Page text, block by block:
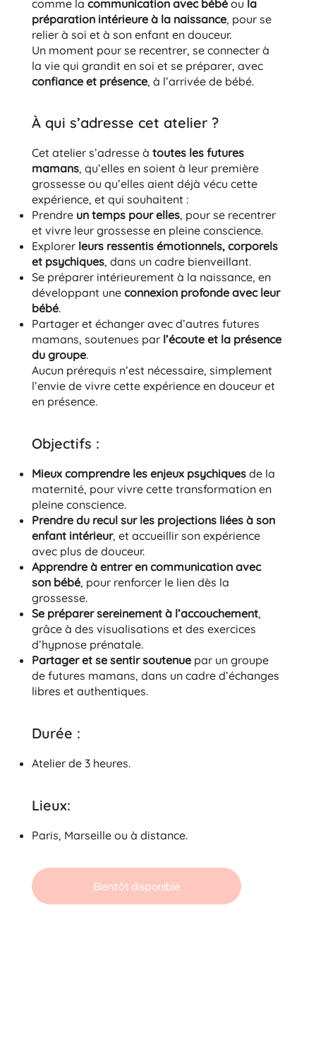
comme la communication avec bébéou la
préparation intérieure à la naissance, pour se
relier à soi et à son enfant en douceur.
Un moment pour se recentrer, se connecter à
la vie qui grandit en soi et se préparer, avec
confiance et présence, à l’arrivée de bébé.
À qui s’adresse cet atelier ?
Cet atelier s’adresse à toutes les futures
mamans, qu’elles en soient à leur première
grossesse ou qu’elles aient déjà vécu cette
expérience, et qui souhaitent :
Prendre un temps pour elles, pour se recentrer
et vivre leur grossesse en pleine conscience.
Explorer leurs ressentis émotionnels, corporels
et psychiques, dans un cadre bienveillant.
Se préparer intérieurement à la naissance, en
développant une connexion profonde avec leur
bébé.
Partager et échanger avec d’autres futures
mamans, soutenues parl’écoute et la présence
du groupe.
Aucun prérequis n’est nécessaire, simplement
l’envie de vivre cette expérience en douceur et
en présence.
Objectifs :
Mieux comprendre les enjeux psychiquesde la
maternité, pour vivre cette transformation en
pleine conscience.
Prendre du recul sur les projections liées à son
enfant intérieur, et accueillir son expérience
avec plus de douceur.
Apprendre à entrer en communication avec
son bébé, pour renforcer le lien dès la
grossesse.
Se préparer sereinement à l’accouchement,
grâce à des visualisations et des exercices
d’hypnose prénatale.
Partager et se sentir soutenue par un groupe
de futures mamans, dans un cadre d’échanges
libres et authentiques.
Durée :
Atelier de 3 heures.
Lieux:
Paris, Marseille ou à distance.
Bientôt disponible